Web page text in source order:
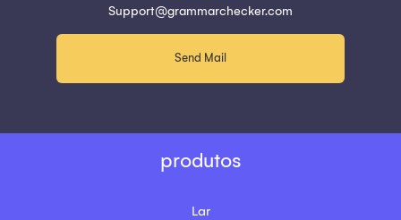
Support@grammarchecker.com
Send Mail
produtos
Lar